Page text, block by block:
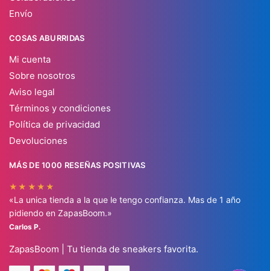
Envío
COSAS ABURRIDAS
Mi cuenta
Sobre nosotros
Aviso legal
Términos y condiciones
Política de privacidad
Devoluciones
MÁS DE 1000 RESEÑAS POSITIVAS
★★★★★
«La unica tienda a la que le tengo confianza. Mas de 1 año
pidiendo en ZapasBoom.»
Carlos P.
ZapasBoom | Tu tienda de sneakers favorita.